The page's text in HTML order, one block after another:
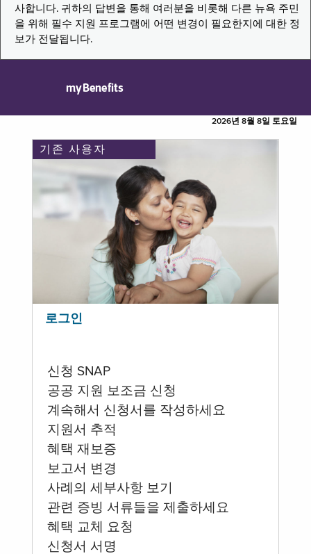
사합니다. 귀하의 답변을 통해 여러분을 비롯해 다른 뉴욕 주민
을 위해 필수 지원 프로그램에 어떤 변경이 필요한지에 대한 정
보가 전달됩니다.
myBenefits
2026년 8월 8일 토요일
기존 사용자
로그인
신청 SNAP
공공 지원 보조금 신청
계속해서 신청서를 작성하세요
지원서 추적
혜택 재보증
보고서 변경
사례의 세부사항 보기
관련 증빙 서류들을 제출하세요
혜택 교체 요청
신청서 서명